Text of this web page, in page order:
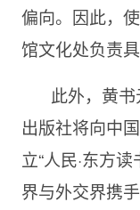
偏向。因此，
馆文化处负责具
此外，黄
出版社将向中
立“人民·东方
界与外交界携